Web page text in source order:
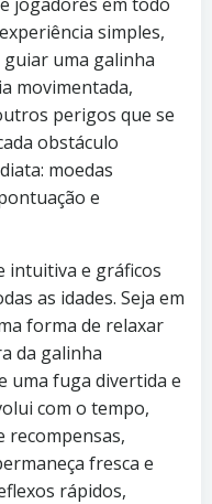
simples,
uma galinha
movimentada,
perigos que se
obstáculo
moedas
e
intuitiva e gráficos
as idades. Seja em
forma de relaxar
da galinha
uma fuga divertida e
com o tempo,
recompensas,
fresca e
rápidos,